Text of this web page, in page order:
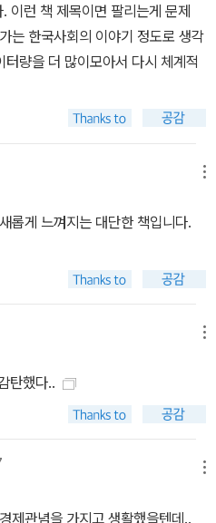
이런 책 제목이면 팔리는게 문제
는 한국사회의 이야기 정도로 생각
량을 더 많이모아서 다시 체계적
롭게 느껴지는 대단한 책입니다.
탄했다..
제관념을 가지고 생활했을텐데..